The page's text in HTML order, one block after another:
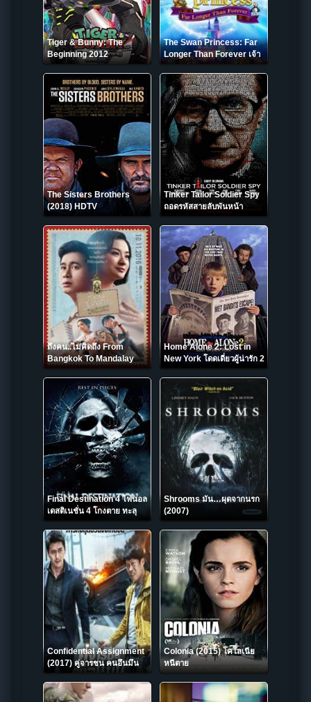
Tiger & Bunny: The
Beginning 2012
The Swan Princess: Far
Longer Than Forever เจ้า
หญิงหงส์ขาว ตอน ตราบนาน
ชั่วกัลปาวสาน (2023)
The Sisters Brothers
(2018) HDTV
Tinker Tailor Soldier Spy
ถอดรหัสสายลับพันหน้า
(2011)
ถึงคน..ไม่คิดถึง From
Bangkok To Mandalay
(2016)
Home Alone 2: Lost in
New York โดดเดี่ยวผู้น่ารัก 2
ตอน หลงในนิวยอร์ค (1992)
Final Destination 4 ไฟนอล
เดสติเนชั่น 4 โกงตาย ทะลุ
ตาย (2009)
Shrooms มัน…ผุดจากนรก
(2007)
Confidential Assignment
(2017) คู่จารชน คนอึนมึน
Colonia (2015) โคโลเนีย
หนีตาย